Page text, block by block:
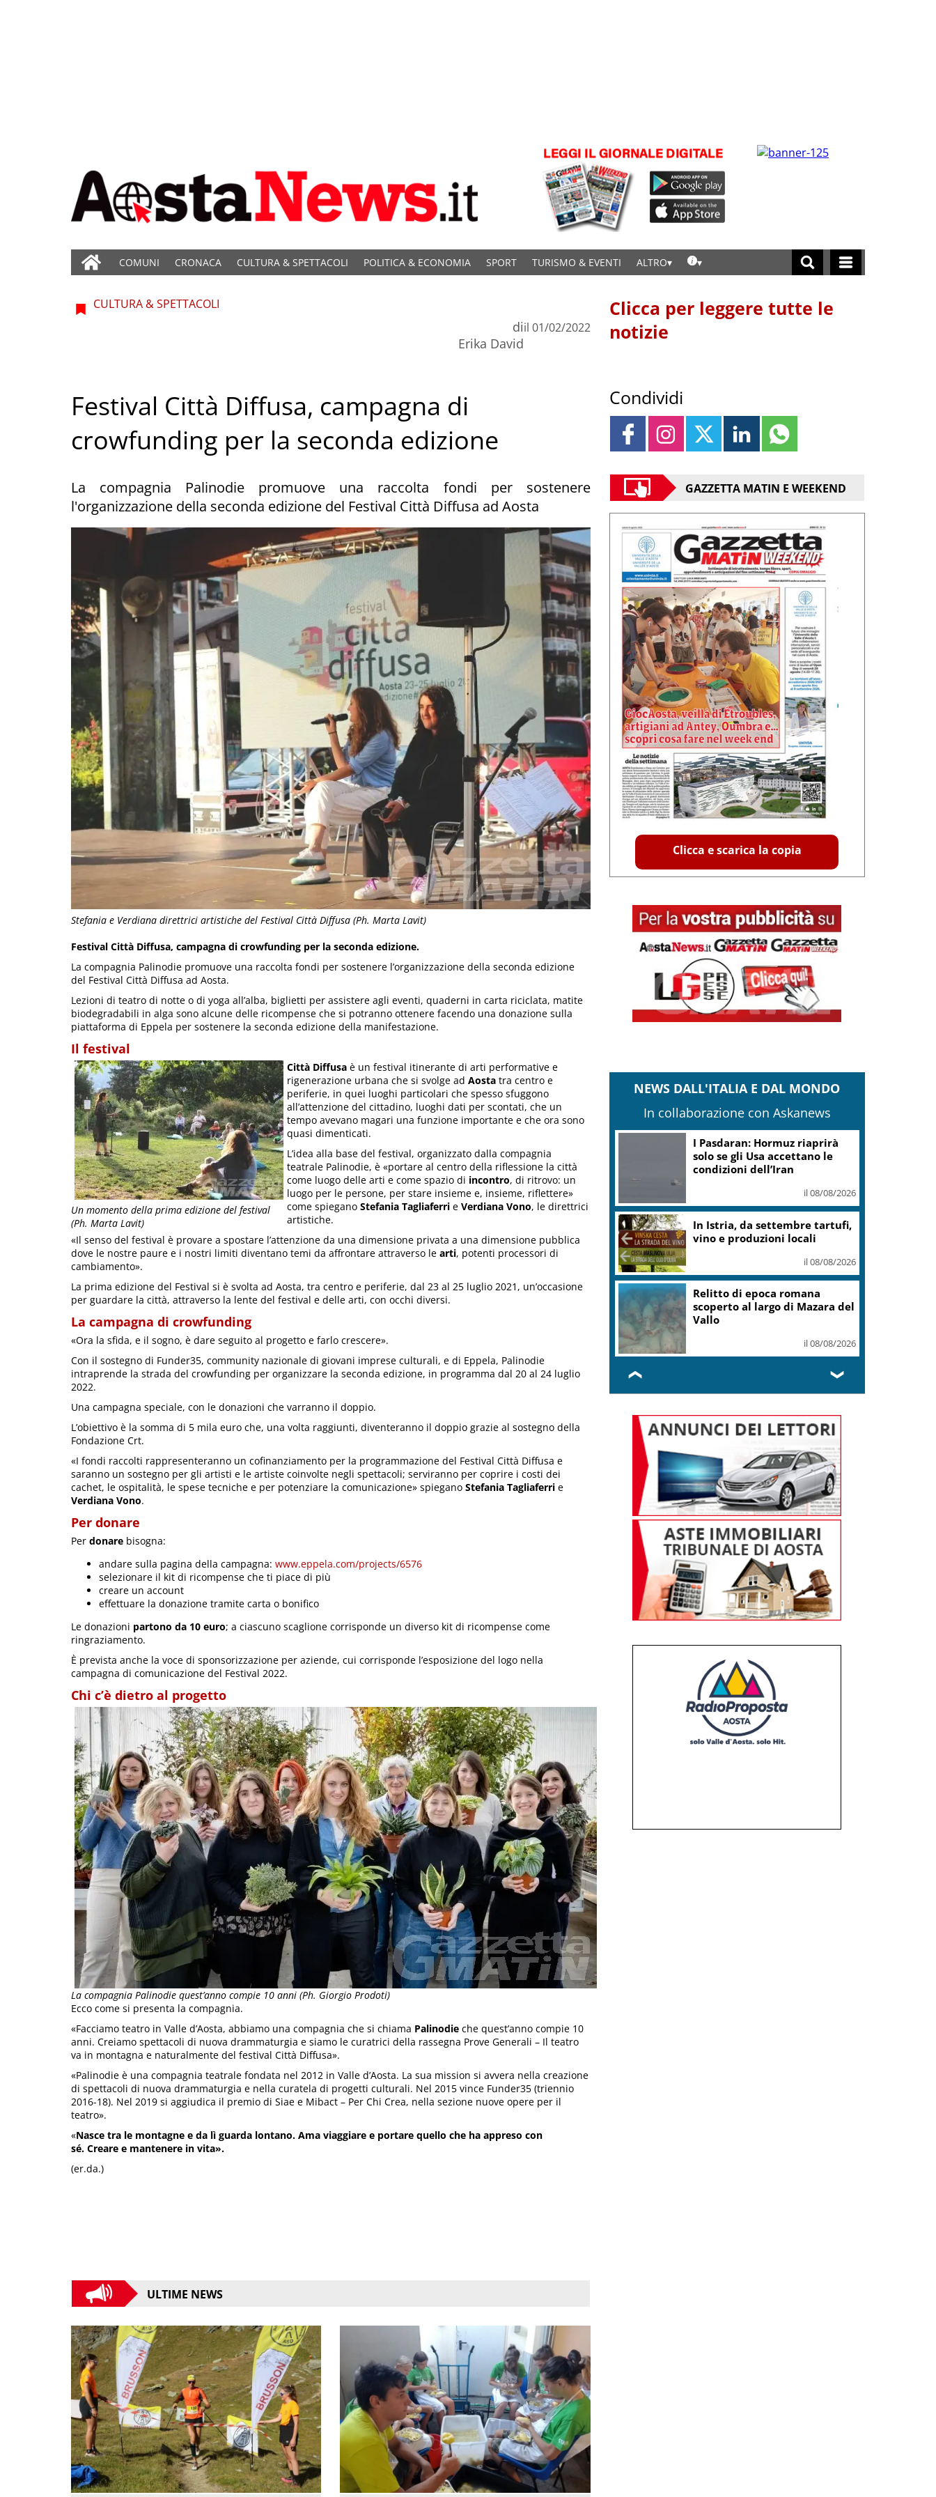
COMUNI CRONACA CULTURA & SPETTACOLI POLITICA & ECONOMIA SPORT TURISMO & EVENTI ALTRO
Stefania e Verdiana direttrici artistiche del Festival Città Diffusa (Ph. Marta Lavit)
CULTURA & SPETTACOLI
di
Erika David
il 01/02/2022
Festival Città Diffusa, campagna di
crowfunding per la seconda edizione
La compagnia Palinodie promuove una raccolta fondi per sostenere
l'organizzazione della seconda edizione del Festival Città Diffusa ad Aosta
Festival Città Diffusa, campagna di crowfunding per la seconda edizione.
La compagnia Palinodie promuove una raccolta fondi per sostenere l’organizzazione della seconda edizione
del Festival Città Diffusa ad Aosta.
Lezioni di teatro di notte o di yoga all’alba, biglietti per assistere agli eventi, quaderni in carta riciclata, matite
biodegradabili in alga sono alcune delle ricompense che si potranno ottenere facendo una donazione sulla
piattaforma di Eppela per sostenere la seconda edizione della manifestazione.
Il festival
Un momento della prima edizione del festival
(Ph. Marta Lavit)
Città Diffusa è un festival itinerante di arti performative e
rigenerazione urbana che si svolge ad Aosta tra centro e
periferie, in quei luoghi particolari che spesso sfuggono
all’attenzione del cittadino, luoghi dati per scontati, che un
tempo avevano magari una funzione importante e che ora sono
quasi dimenticati.
L’idea alla base del festival, organizzato dalla compagnia
teatrale Palinodie, è «portare al centro della riflessione la città
come luogo delle arti e come spazio di incontro, di ritrovo: un
luogo per le persone, per stare insieme e, insieme, riflettere»
come spiegano Stefania Tagliaferri e Verdiana Vono, le direttrici
artistiche.
«Il senso del festival è provare a spostare l’attenzione da una dimensione privata a una dimensione pubblica
dove le nostre paure e i nostri limiti diventano temi da affrontare attraverso le arti, potenti processori di
cambiamento».
La prima edizione del Festival si è svolta ad Aosta, tra centro e periferie, dal 23 al 25 luglio 2021, un’occasione
per guardare la città, attraverso la lente del festival e delle arti, con occhi diversi.
La campagna di crowfunding
«Ora la sfida, e il sogno, è dare seguito al progetto e farlo crescere».
Con il sostegno di Funder35, community nazionale di giovani imprese culturali, e di Eppela, Palinodie
intraprende la strada del crowfunding per organizzare la seconda edizione, in programma dal 20 al 24 luglio
2022.
Una campagna speciale, con le donazioni che varranno il doppio.
L’obiettivo è la somma di 5 mila euro che, una volta raggiunti, diventeranno il doppio grazie al sostegno della
Fondazione Crt.
«I fondi raccolti rappresenteranno un cofinanziamento per la programmazione del Festival Città Diffusa e
saranno un sostegno per gli artisti e le artiste coinvolte negli spettacoli; serviranno per coprire i costi dei
cachet, le ospitalità, le spese tecniche e per potenziare la comunicazione» spiegano Stefania Tagliaferri e
Verdiana Vono.
Per donare
Per donare bisogna:
andare sulla pagina della campagna: www.eppela.com/projects/6576
selezionare il kit di ricompense che ti piace di più
creare un account
effettuare la donazione tramite carta o bonifico
Le donazioni partono da 10 euro; a ciascuno scaglione corrisponde un diverso kit di ricompense come
ringraziamento.
È prevista anche la voce di sponsorizzazione per aziende, cui corrisponde l’esposizione del logo nella
campagna di comunicazione del Festival 2022.
Chi c’è dietro al progetto
La compagnia Palinodie quest’anno compie 10 anni (Ph. Giorgio Prodoti)
Ecco come si presenta la compagnia.
«Facciamo teatro in Valle d’Aosta, abbiamo una compagnia che si chiama Palinodie che quest’anno compie 10
anni. Creiamo spettacoli di nuova drammaturgia e siamo le curatrici della rassegna Prove Generali – Il teatro
va in montagna e naturalmente del festival Città Diffusa».
«Palinodie è una compagnia teatrale fondata nel 2012 in Valle d’Aosta. La sua mission si avvera nella creazione
di spettacoli di nuova drammaturgia e nella curatela di progetti culturali. Nel 2015 vince Funder35 (triennio
2016-18). Nel 2019 si aggiudica il premio di Siae e Mibact – Per Chi Crea, nella sezione nuove opere per il
teatro».
«Nasce tra le montagne e da lì guarda lontano. Ama viaggiare e portare quello che ha appreso con
sé. Creare e mantenere in vita».
(er.da.)
ULTIME NEWS
Clicca per leggere tutte le
notizie
Condividi
GAZZETTA MATIN E WEEKEND
Clicca e scarica la copia
NEWS DALL'ITALIA E DAL MONDO
In collaborazione con Askanews
I Pasdaran: Hormuz riaprirà
solo se gli Usa accettano le
condizioni dell’Iran
il 08/08/2026
In Istria, da settembre tartufi,
vino e produzioni locali
il 08/08/2026
Relitto di epoca romana
scoperto al largo di Mazara del
Vallo
il 08/08/2026
❮ ❯